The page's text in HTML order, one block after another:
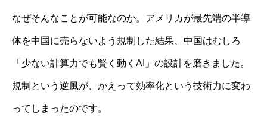
なぜそんなことが可能なのか。アメリカが最先端の半導
体を中国に売らないよう規制した結果、中国はむしろ
「少ない計算力でも賢く動くAI」の設計を磨きました。
規制という逆風が、かえって効率化という技術力に変わ
ってしまったのです。